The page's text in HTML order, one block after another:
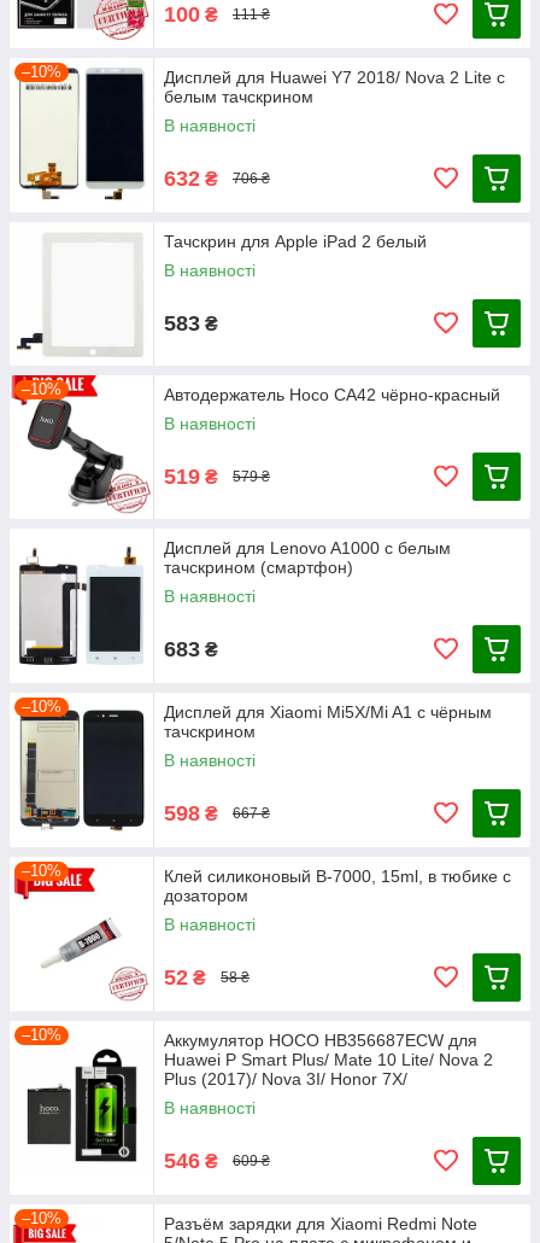
100 ₴ 111 ₴
–10%
Дисплей для Huawei Y7 2018/ Nova 2 Lite с
белым тачскрином
В наявності
632 ₴ 706 ₴
Тачскрин для Apple iPad 2 белый
В наявності
583 ₴
–10%
Автодержатель Hoco CA42 чёрно-красный
В наявності
519 ₴ 579 ₴
Дисплей для Lenovo A1000 с белым
тачскрином (смартфон)
В наявності
683 ₴
–10%
Дисплей для Xiaomi Mi5X/Mi A1 с чёрным
тачскрином
В наявності
598 ₴ 667 ₴
–10%
Клей силиконовый B-7000, 15ml, в тюбике с
дозатором
В наявності
52 ₴ 58 ₴
–10%
Аккумулятор HOCO HB356687ECW для
Huawei P Smart Plus/ Mate 10 Lite/ Nova 2
Plus (2017)/ Nova 3I/ Honor 7X/
В наявності
546 ₴ 609 ₴
–10%
Разъём зарядки для Xiaomi Redmi Note